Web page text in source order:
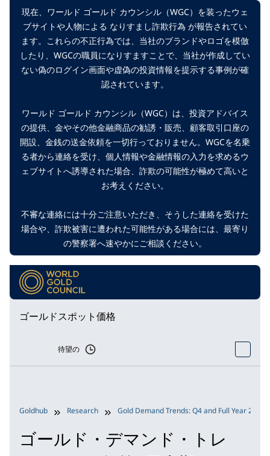
現在、ワールド ゴールド カウンシル（WGC）を装ったウェ
ブサイトや人物による なりすまし詐欺行為 が報告されてい
ます。これらの不正行為では、当社のブランドやロゴを模倣
したり、WGCの職員になりすますことで、当社が作成してい
ない偽のログイン画面や虚偽の投資情報を提示する事例が確
認されています。
ワールド ゴールド カウンシル（WGC）は、投資アドバイス
の提供、金やその他金融商品の勧誘・販売、顧客取引口座の
開設、金銭の送金依頼を一切行っておりません。WGCを名乗
る者から連絡を受け、個人情報や金融情報の入力を求めるウ
ェブサイトへ誘導された場合、詐欺の可能性が極めて高いと
お考えください。
不審な連絡には十分ご注意いただき、そうした連絡を受けた
場合や、詐欺被害に遭われた可能性がある場合には、最寄り
の警察署へ速やかにご相談ください。
ゴールドスポット価格
待望の
Goldhub Research Gold Demand Trends: Q4 and Full Year 2025
ゴールド・デマンド・トレ